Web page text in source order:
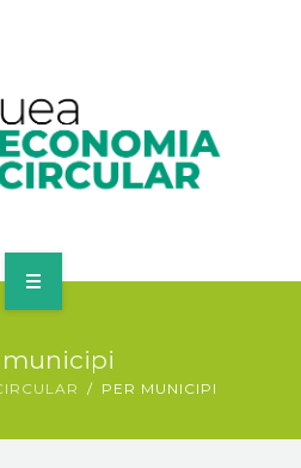
municipi
PER MUNICIPI